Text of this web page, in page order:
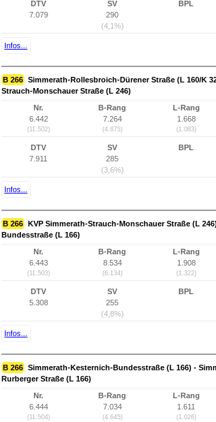
DTV
7.079
SV
290
(4,1%)
BPL
Infos...
B 266 Simmerath-Rollesbroich-Dürener Straße (L 160/K
Strauch-Monschauer Straße (L 246)
Nr.
6.442
(11.502)
B-Rang
7.264
(4.875)
L-Rang
1.668
(1.083)
DTV
7.911
SV
285
(3,6%)
BPL
Infos...
B 266 KVP Simmerath-Strauch-Monschauer Straße (L
Bundesstraße (L 166)
Nr.
6.443
(11.503)
B-Rang
8.534
(6.134)
L-Rang
1.908
(1.322)
DTV
5.308
SV
255
(4,8%)
BPL
Infos...
B 266 Simmerath-Kesternich-Bundesstraße (L 166) -
Rurberger Straße (L 166)
Nr.
6.444
(11.504)
B-Rang
7.034
(4.645)
L-Rang
1.611
(1.026)